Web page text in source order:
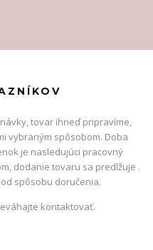
tovar ihneď pripravíme,
vybraným spôsobom. Doba
je nasledujúci pracovný
dodanie tovaru sa predlžuje .
spôsobu doručenia.
kontaktovať.